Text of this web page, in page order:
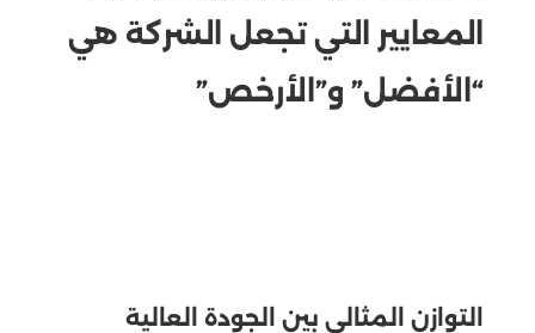
المعايير التي تجعل الشركة هي
“الأفضل” و”الأرخص”
التوازن المثالي بين الجودة العالية